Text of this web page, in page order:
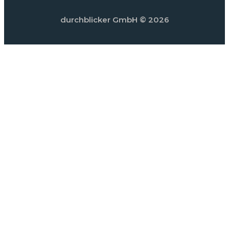
durchblicker GmbH © 2026